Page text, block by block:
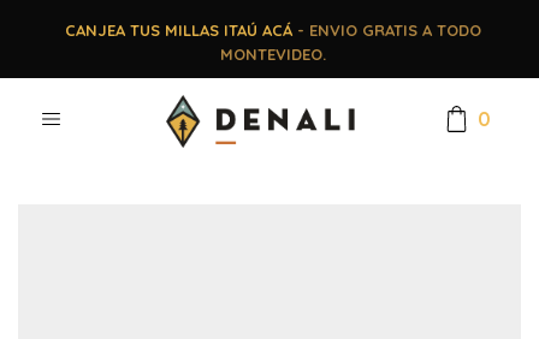
CANJEA TUS MILLAS ITAÚ ACÁ- ENVIO GRATIS A TODO
MONTEVIDEO.
0